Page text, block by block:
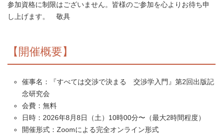
参加資格に制限はございません。皆様のご参加を心よりお待ち申
し上げます。 敬具
【開催概要】
催事名：『すべては交渉で決まる 交渉学入門』第2回出版記
念研究会
会費：無料
日時：2026年8月8日（土）10時00分〜（最大2時間程度）
開催形式：Zoomによる完全オンライン形式